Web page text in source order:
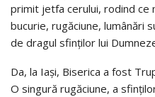
primit jetfa cerului, rodind ce
bucurie, rugăciune, lumânări
de dragul sfinților lui
Da, la Iași, Biserica a fost
O singură rugăciune, a